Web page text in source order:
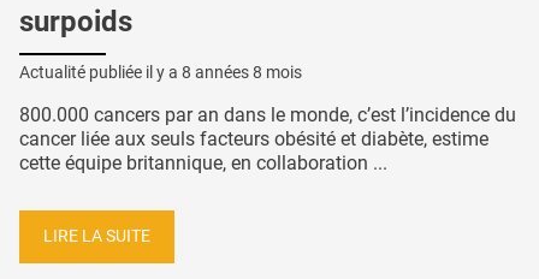
surpoids
Actualité publiée il y a 8 années 8 mois
800.000 cancers par an dans le monde, c’est l’incidence du
cancer liée aux seuls facteurs obésité et diabète, estime
cette équipe britannique, en collaboration ...
LIRE LA SUITE